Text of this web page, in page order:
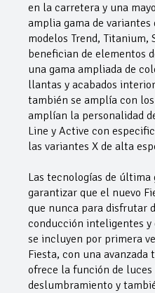
en la carretera y una
amplia gama de variantes
modelos Trend, Titanium,
benefician de elementos
una gama ampliada de
llantas y acabados
también se amplía con
amplían la personalidad
Line y Active con
las variantes X de alta
Las tecnologías de última
garantizar que el nuevo
que nunca para disfrutar
conducción inteligentes y
se incluyen por primera
Fiesta, con una avanzada
ofrece la función de luces
deslumbramiento y